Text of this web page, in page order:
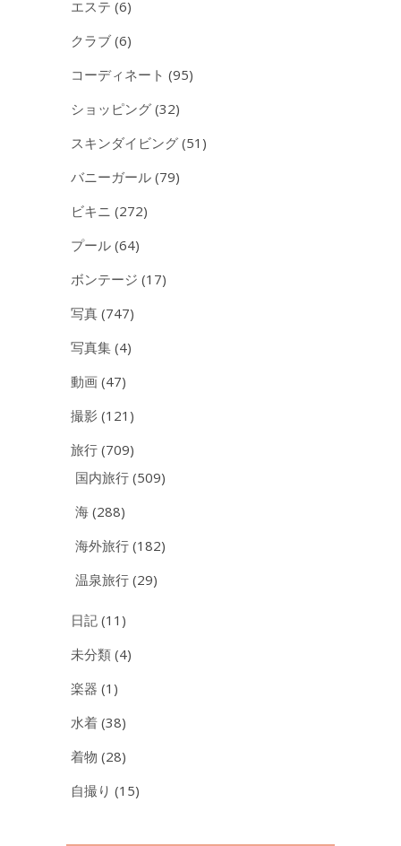
エステ (6)
クラブ (6)
コーディネート (95)
ショッピング (32)
スキンダイビング (51)
バニーガール (79)
ビキニ (272)
プール (64)
ボンテージ (17)
写真 (747)
写真集 (4)
動画 (47)
撮影 (121)
旅行 (709)
国内旅行 (509)
海 (288)
海外旅行 (182)
温泉旅行 (29)
日記 (11)
未分類 (4)
楽器 (1)
水着 (38)
着物 (28)
自撮り (15)